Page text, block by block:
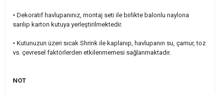
• Dekoratif havlupanınız, montaj seti ile birlikte balonlu naylona
sarılıp karton kutuya yerleştirilmektedir.
• Kutunuzun üzeri sıcak Shrink ile kaplanıp, havlupanın su, çamur, toz
vs. çevresel faktörlerden etkilenmemesi sağlanmaktadır.
NOT